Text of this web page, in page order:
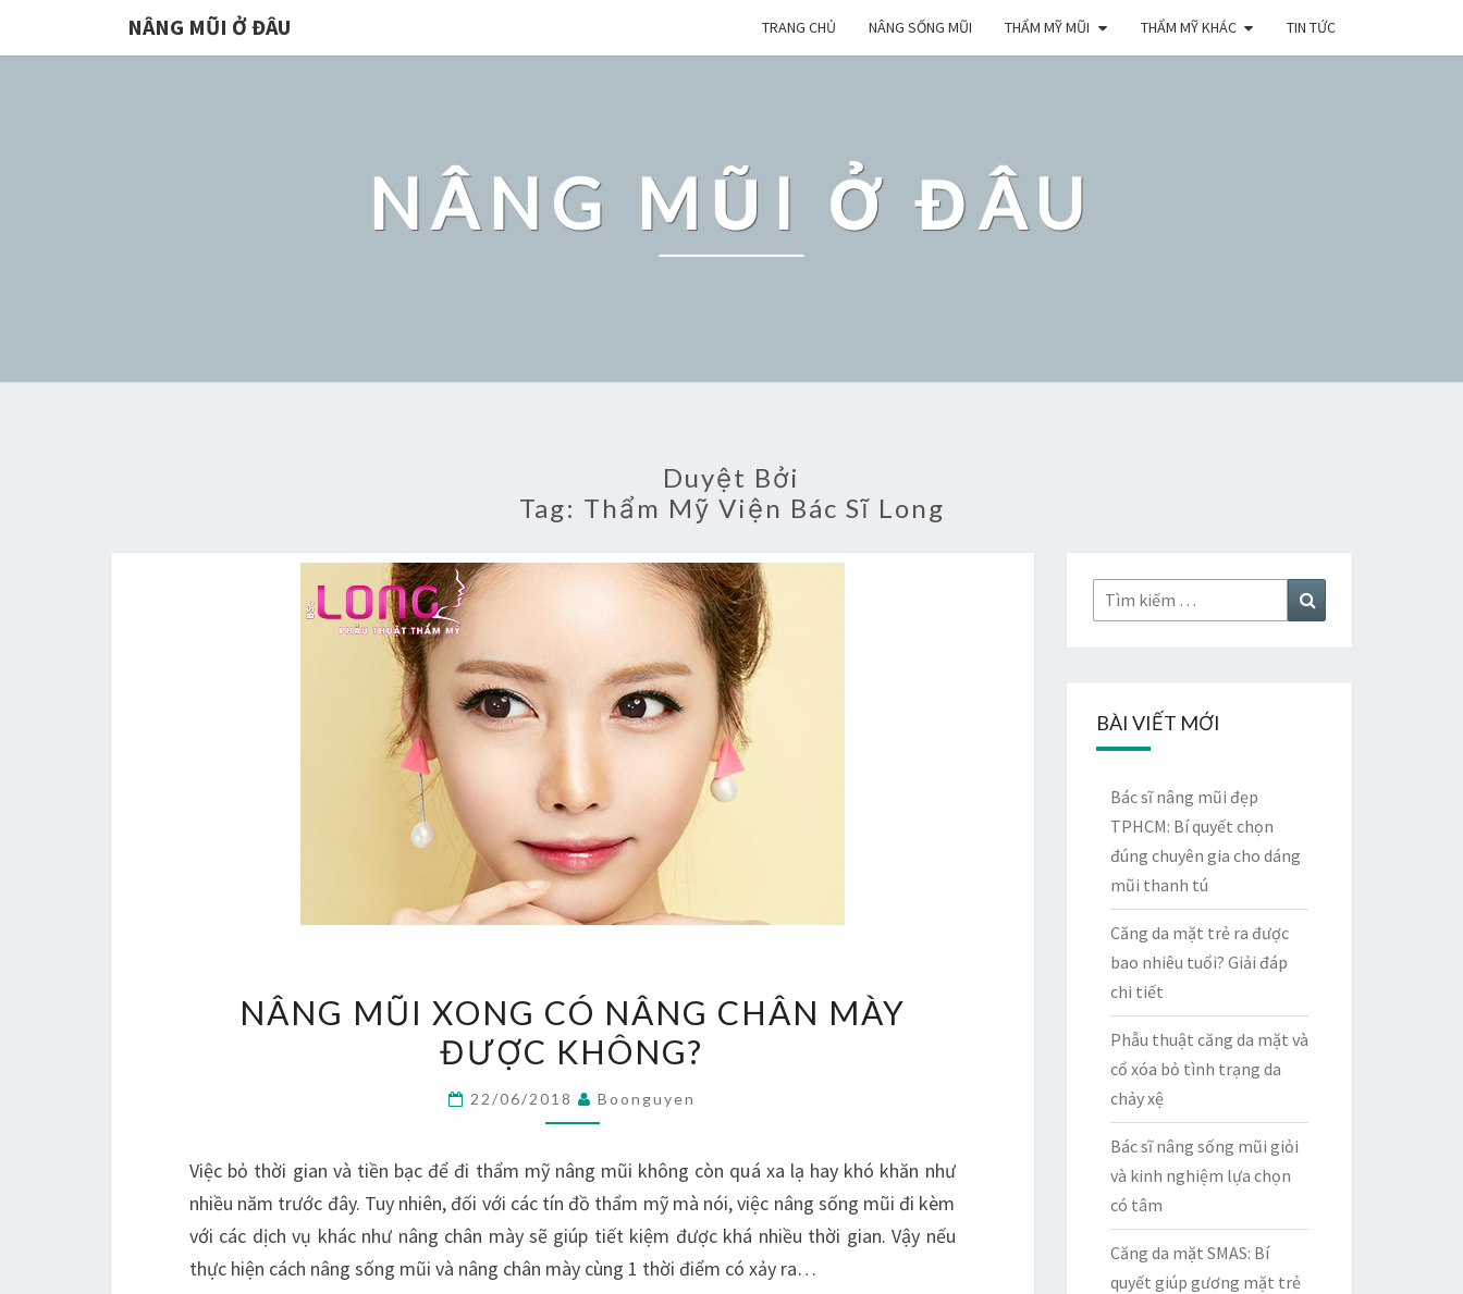
NÂNG MŨI Ở ĐÂU TRANG CHỦ NÂNG SỐNG MŨI THẨM MỸ MŨI THẨM MỸ KHÁC TIN TỨC
NÂNG MŨI Ở ĐÂU
Duyệt Bởi
Tag: Thẩm Mỹ Viện Bác Sĩ Long
MŨI
XONG
NÂNG
MÀY
ĐƯỢC
KHÔNG?
NÂNG MŨI XONG CÓ NÂNG CHÂN MÀY
ĐƯỢC KHÔNG?
22/06/2018 Boonguyen
Việc bỏ thời gian và tiền bạc để đi thẩm mỹ nâng mũi không còn quá xa lạ hay khó khăn như
nhiều năm trước đây. Tuy nhiên, đối với các tín đồ thẩm mỹ mà nói, việc nâng sống mũi đi kèm
với các dịch vụ khác như nâng chân mày sẽ giúp tiết kiệm được khá nhiều thời gian. Vậy nếu
thực hiện cách nâng sống mũi và nâng chân mày cùng 1 thời điểm có xảy ra…
Tìm
kiếm:
kiếm
BÀI VIẾT MỚI
Bác sĩ nâng mũi đẹp
TPHCM: Bí quyết chọn
đúng chuyên gia cho dáng
mũi thanh tú
Căng da mặt trẻ ra được
bao nhiêu tuổi? Giải đáp
chi tiết
Phẫu thuật căng da mặt và
cổ xóa bỏ tình trạng da
chảy xệ
Bác sĩ nâng sống mũi giỏi
và kinh nghiệm lựa chọn
có tâm
Căng da mặt SMAS: Bí
quyết giúp gương mặt trẻ